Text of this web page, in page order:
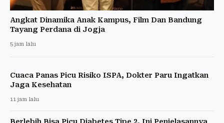
Angkat Dinamika Anak Kampus, Film Dan Bandung
Tayang Perdana di Jogja
5 jam lalu
Cuaca Panas Picu Risiko ISPA, Dokter Paru Ingatkan
Jaga Kesehatan
11 jam lalu
Berlebih Bisa Picu Diabetes Tipe 2, Ini Penjelasannya